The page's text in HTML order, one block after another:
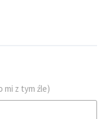
mi z tym źle)